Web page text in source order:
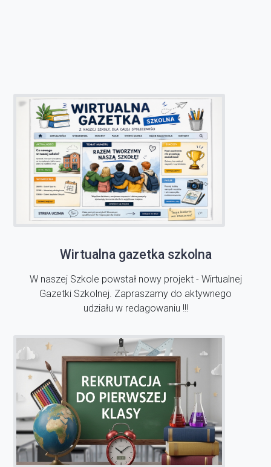
Wirtualna gazetka szkolna
W naszej Szkole powstał nowy projekt - Wirtualnej
Gazetki Szkolnej. Zapraszamy do aktywnego
udziału w redagowaniu !!!